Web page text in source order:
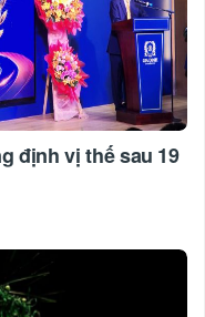
định vị thế sau 19